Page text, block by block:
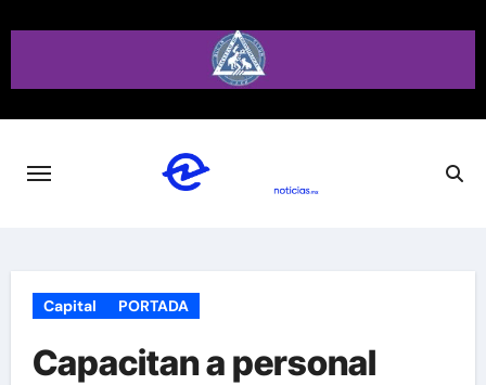
Capital PORTADA
Capacitan a personal